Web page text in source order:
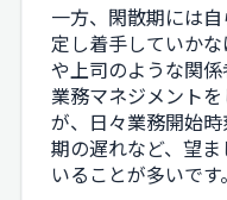
一方、閑散期には
定し着手していか
や上司のような関
業務マネジメント
が、日々業務開始
期の遅れなど、望
いることが多いです。